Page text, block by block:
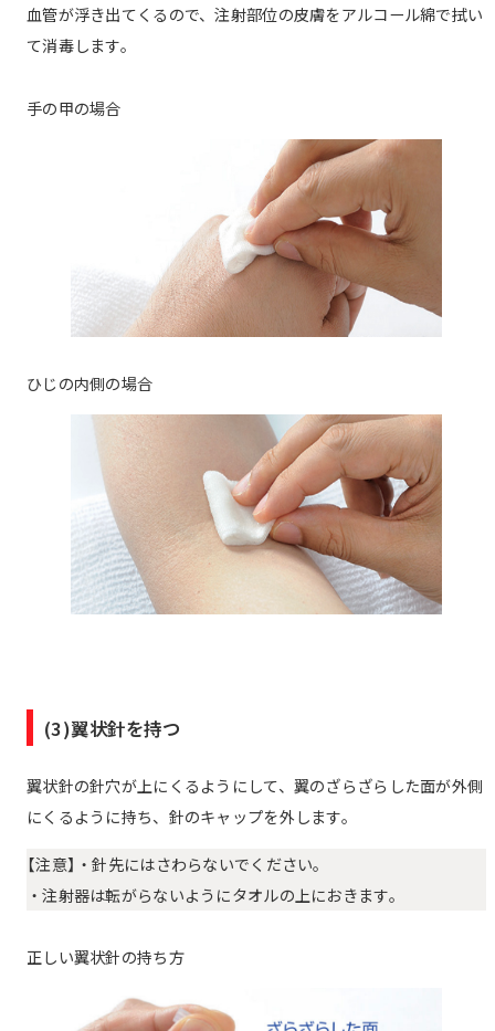
血管が浮き出てくるので、注射部位の皮膚をアルコール綿で拭い
て消毒します。
手の甲の場合
ひじの内側の場合
(3)翼状針を持つ
翼状針の針穴が上にくるようにして、翼のざらざらした面が外側
にくるように持ち、針のキャップを外します。
【注意】・針先にはさわらないでください。
・注射器は転がらないようにタオルの上におきます。
正しい翼状針の持ち方